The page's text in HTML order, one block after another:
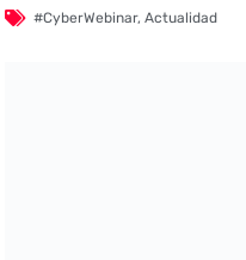
#CyberWebinar,Actualidad